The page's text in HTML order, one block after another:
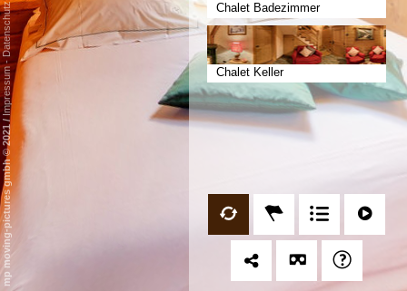
Chalet Badezimmer
Chalet Keller
mp moving-pictures gmbh © 2021
/
Impressum
-
Datenschutz